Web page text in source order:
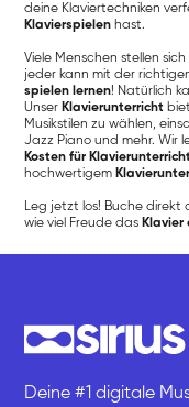
deine Klaviertechniken
Klavierspielen hast.
Viele Menschen stellen
jeder kann mit der
spielen lernen! Natürlich
Unser Klavierunterricht
Musikstilen zu wählen,
Jazz Piano und mehr. Wir
Kosten für
hochwertigem
Leg jetzt los! Buche direkt
wie viel Freude das Klavier
Deine #1 digitale